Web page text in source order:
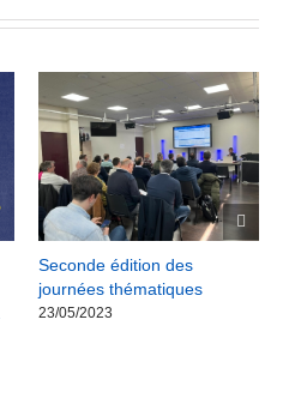
Seconde édition des
journées thématiques
23/05/2023